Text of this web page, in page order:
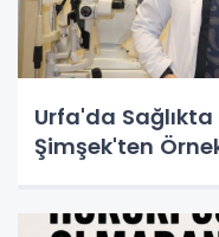
Urfa'da Sağlıkta
Şimşek'ten